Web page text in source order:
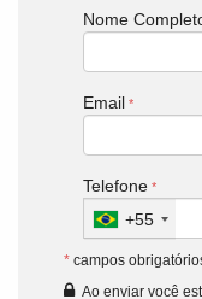
Nome
Email
Telefone
+55
* campos
Ao enviar você